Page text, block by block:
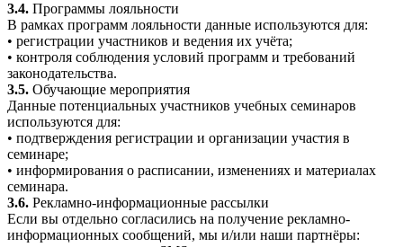
3.4. Программы лояльности
В рамках программ лояльности данные используются для:
• регистрации участников и ведения их учёта;
• контроля соблюдения условий программ и требований
законодательства.
3.5. Обучающие мероприятия
Данные потенциальных участников учебных семинаров
используются для:
• подтверждения регистрации и организации участия в
семинаре;
• информирования о расписании, изменениях и материалах
семинара.
3.6. Рекламно-информационные рассылки
Если вы отдельно согласились на получение рекламно-
информационных сообщений, мы и/или наши партнёры: